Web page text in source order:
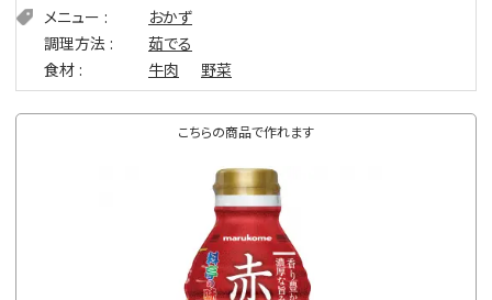
メニュー
おかず
調理方法
茹でる
食材
牛肉 野菜
こちらの商品で作れます